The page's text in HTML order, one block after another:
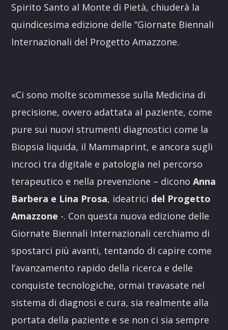
Spirito Santo al Monte di Pietà, chiuderà la
quindicesima edizione delle “Giornate Biennali
Internazionali del Progetto Amazzone.
«Ci sono molte scommesse sulla Medicina di
precisione, ovvero adattata al paziente, come
pure sui nuovi strumenti diagnostici come la
Biopsia liquida, il Mammaprint, e ancora sugli
incroci tra digitale e patologia nel percorso
terapeutico e nella prevenzione – diconoAnna
Barbera e Lina Prosa, ideatrici del Progetto
Amazzone -. Con questa nuova edizione delle
Giornate Biennali Internazionali cerchiamo di
spostarci più avanti, tentando di capire come
l’avanzamento rapido della ricerca e delle
conquiste tecnologiche, ormai travasate nel
sistema di diagnosi e cura, sia realmente alla
portata della paziente e se non ci sia sempre